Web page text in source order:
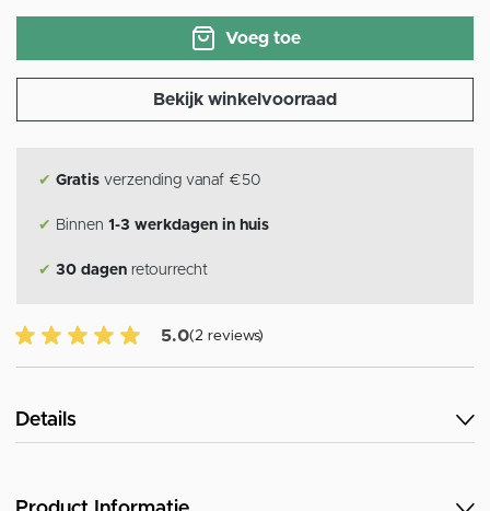
Voeg toe
Bekijk winkelvoorraad
✔ Gratis verzending vanaf €50
✔ Binnen 1-3 werkdagen in huis
✔ 30 dagen retourrecht
5.0 van 5 Klantenbeoordeling
5.0(2 reviews)
Details